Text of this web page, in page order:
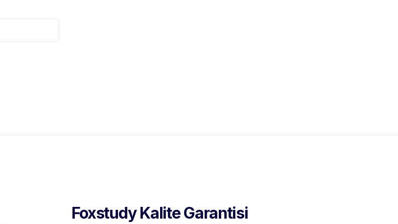
Foxstudy Kalite Garantisi